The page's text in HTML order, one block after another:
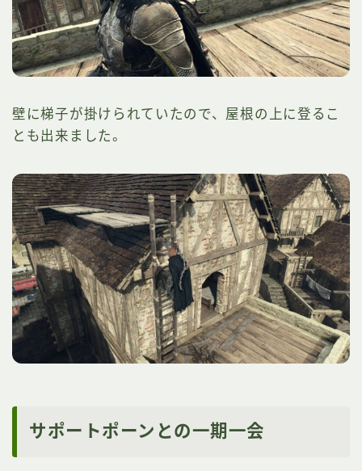
壁に梯子が掛けられていたので、屋根の上に登るこ
とも出来ました。
サポートポーンとの一期一会